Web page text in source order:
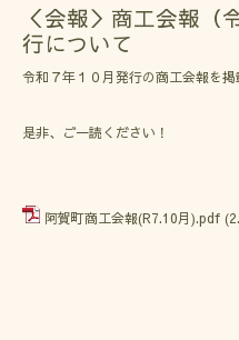
＜会報＞商工会報（
行について
令和７年１０月発行の商工会報を掲
是非、ご一読ください！
阿賀町商工会報(R7.10月).pdf